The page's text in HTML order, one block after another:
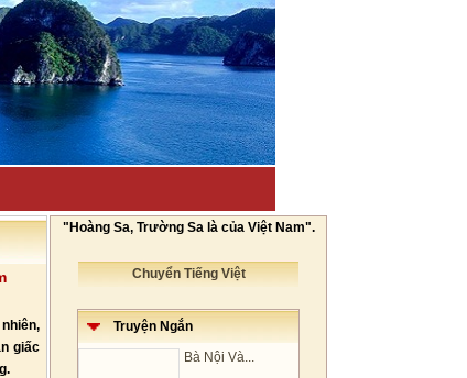
giấc
"Hoàng Sa, Trường Sa là của Việt Nam".
Chuyển Tiếng Việt
Truyện Ngắn
Bà Nội Và...